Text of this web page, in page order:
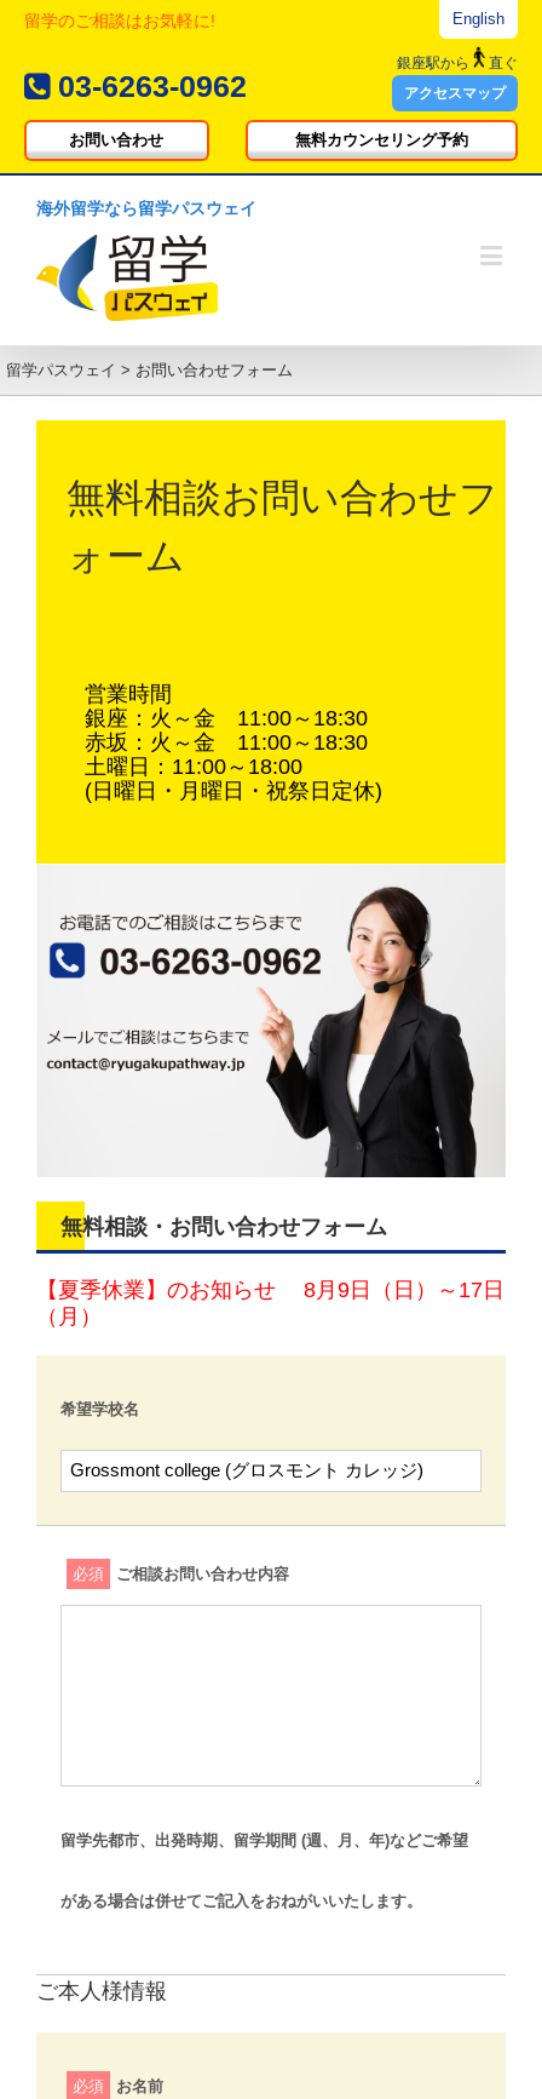
留学のご相談はお気軽に!
03-6263-0962
English
銀座駅から
直ぐ
アクセスマップ
お問い合わせ 無料カウンセリング予約
海外留学なら留学パスウェイ
留学パスウェイ > お問い合わせフォーム
無料相談お問い合わせフ
ォーム
営業時間
銀座：火～金 11:00～18:30
赤坂：火～金 11:00～18:30
土曜日：11:00～18:00
(日曜日・月曜日・祝祭日定休)
無料相談・お問い合わせフォーム
【夏季休業】のお知らせ 8月9日（日）～17日
（月）
希望学校名
必須 ご相談お問い合わせ内容
留学先都市、出発時期、留学期間 (週、月、年)などご希望
がある場合は併せてご記入をおねがいいたします。
ご本人様情報
必須 お名前